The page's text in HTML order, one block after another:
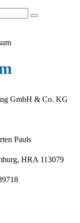
GmbH & Co. KG
Pauls
HRA 113079